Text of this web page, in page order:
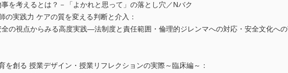
を考えるとは？－「よかれと思って」の落とし穴／Nバク
の実践力 ケアの質を変える判断と介入：
の視点からみる高度実践―法制度と責任範囲・倫理的ジレンマへの対応・安全文化へ
を創る 授業デザイン・授業リフレクションの実際～臨床編～：